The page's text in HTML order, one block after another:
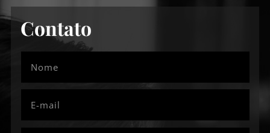
Contato